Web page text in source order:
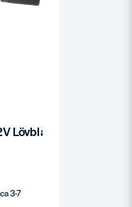
Lövblås 12V (utan
3-7